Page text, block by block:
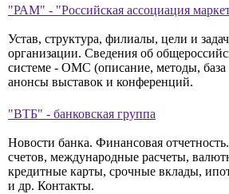
"РАМ" - "Российская ассоциация
Устав, структура, филиалы, цели и
организации. Сведения об
системе - ОМС (описание, методы, база
анонсы выставок и конференций.
"ВТБ" - банковская группа
Новости банка. Финансовая
счетов, международные расчеты,
кредитные карты, срочные вклады,
и др. Контакты.